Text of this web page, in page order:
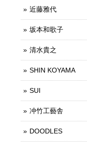
近藤雅代
坂本和歌子
清水貴之
SHIN KOYAMA
SUI
冲竹工藝舎
DOODLES